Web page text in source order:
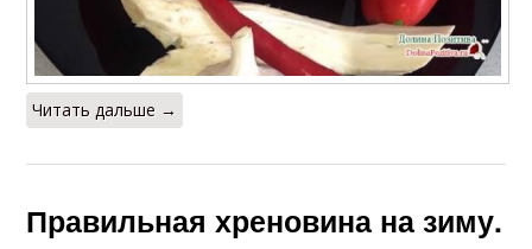
Читать дальше →
Правильная хреновина на зиму.